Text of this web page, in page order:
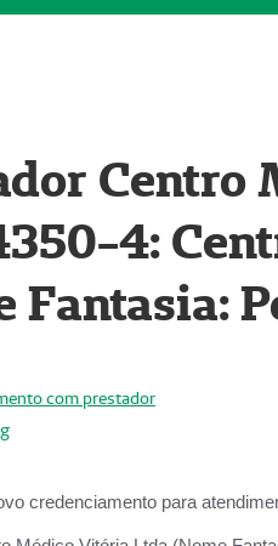
Centro
4:
Fantasia:
com prestador
credenciamento para